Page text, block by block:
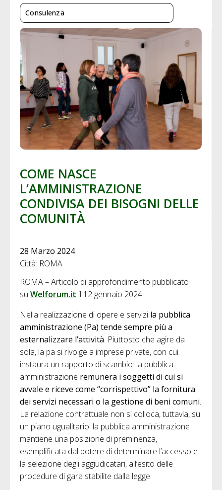
COME NASCE
L’AMMINISTRAZIONE
CONDIVISA DEI BISOGNI DELLE
COMUNITÀ
28 Marzo 2024
Città: ROMA
ROMA – Articolo di approfondimento pubblicato
su Welforum.it il 12 gennaio 2024
Nella realizzazione di opere e servizi la pubblica
amministrazione (Pa) tende sempre più a
esternalizzare l’attività. Piuttosto che agire da
sola, la pa si rivolge a imprese private, con cui
instaura un rapporto di scambio: la pubblica
amministrazione remunera i soggetti di cui si
avvale e riceve come “corrispettivo” la fornitura
dei servizi necessari o la gestione di beni comuni.
La relazione contrattuale non si colloca, tuttavia, su
un piano ugualitario: la pubblica amministrazione
mantiene una posizione di preminenza,
esemplificata dal potere di determinare l’accesso e
la selezione degli aggiudicatari, all’esito delle
procedure di gara stabilite dalla legge.
Consulenza